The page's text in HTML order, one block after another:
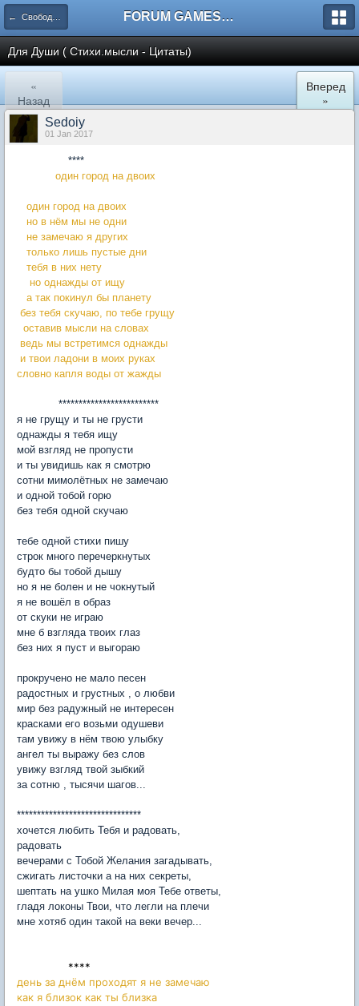
← Свободное общение FORUM GAMES MEGA TORRENTS
Для Души ( Стихи.мысли - Цитаты)
«
Назад
Вперед
»
Sedoiy
01 Jan 2017
****
один город на двоих
один город на двоих
но в нём мы не одни
не замечаю я других
только лишь пустые дни
тебя в них нету
но однажды от ищу
а так покинул бы планету
без тебя скучаю, по тебе грущу
оставив мысли на словах
ведь мы встретимся однажды
и твои ладони в моих руках
словно капля воды от жажды
*************************
я не грущу и ты не грусти
однажды я тебя ищу
мой взгляд не пропусти
и ты увидишь как я смотрю
сотни мимолётных не замечаю
и одной тобой горю
без тебя одной скучаю
тебе одной стихи пишу
строк много перечеркнутых
будто бы тобой дышу
но я не болен и не чокнутый
я не вошёл в образ
от скуки не играю
мне б взгляда твоих глаз
без них я пуст и выгораю
прокручено не мало песен
радостных и грустных , о любви
мир без радужный не интересен
красками его возьми одушеви
там увижу в нём твою улыбку
ангел ты выражу без слов
увижу взгляд твой зыбкий
за сотню , тысячи шагов...
*******************************
хочется любить Тебя и радовать,
радовать
вечерами с Тобой Желания загадывать,
сжигать листочки а на них секреты,
шептать на ушко Милая моя Тебе ответы,
гладя локоны Твои, что легли на плечи
мне хотяб один такой на веки вечер...
****
день за днём проходят я не замечаю
как я близок как ты близка